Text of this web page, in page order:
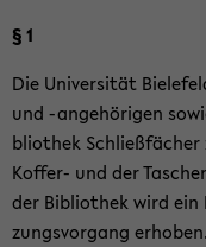
§ 1
Die Uni­ver­si­tät
und -​angehörigen
blio­thek
Koffer-​ und der
der Bi­blio­thek wird ein
zungs­vor­gang